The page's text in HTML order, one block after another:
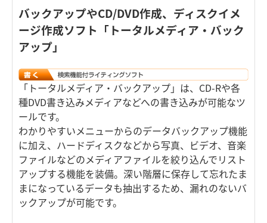
バックアップやCD/DVD作成、ディスクイメ
ージ作成ソフト「トータルメディア・バック
アップ」
「トータルメディア・バックアップ」は、CD-Rや各
種DVD書き込みメディアなどへの書き込みが可能なツ
ールです。
わかりやすいメニューからのデータバックアップ機能
に加え、ハードディスクなどから写真、ビデオ、音楽
ファイルなどのメディアファイルを絞り込んでリスト
アップする機能を装備。深い階層に保存して忘れたま
まになっているデータも抽出するため、漏れのないバ
ックアップが可能です。